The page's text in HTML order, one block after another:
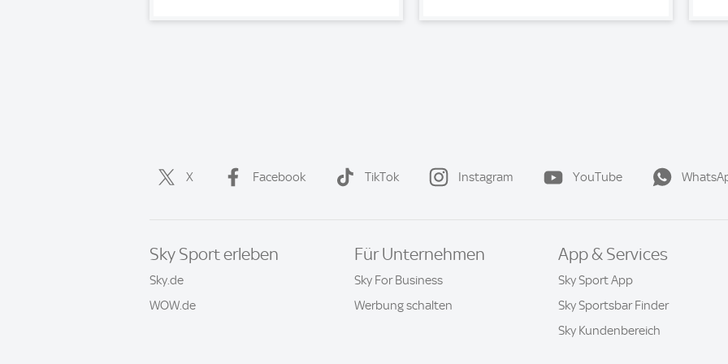
X Facebook TikTok Instagram YouTube
Sky Sport erleben
Sky.de
WOW.de
Für Unternehmen
Sky For Business
Werbung schalten
App & Services
Sky Sport App
Sky Sportsbar Finder
Sky Kundenbereich